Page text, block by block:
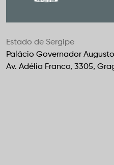
Estado de Sergipe
Palácio Governador
Av. Adélia Franco, 3305,